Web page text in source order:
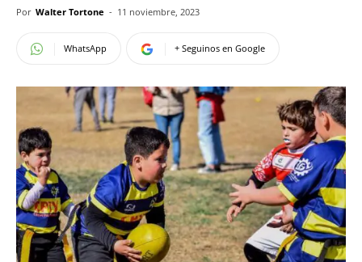
Por Walter Tortone - 11 noviembre, 2023
WhatsApp + Seguinos en Google